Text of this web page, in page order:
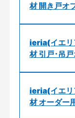
材 開き戸オ
ieria(イエリ
材 引戸･吊
ieria(イエリ
材 オーダー